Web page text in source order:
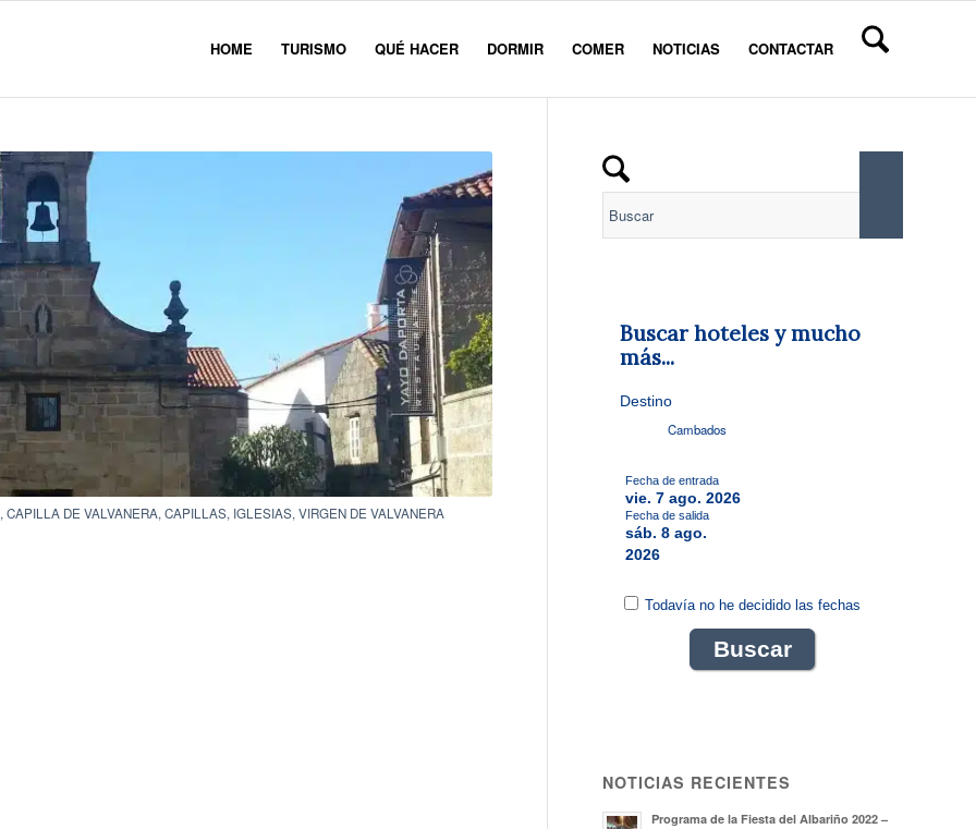
HOME TURISMO QUÉ HACER DORMIR COMER NOTICIAS CONTACTAR
,CAPILLA DE VALVANERA,CAPILLAS, IGLESIAS,VIRGEN DE VALVANERA
Buscar hoteles y mucho
más...
Destino
Fecha de entrada
vie. 7 ago. 2026
Fecha de salida
sáb. 8 ago.
2026
Todavía no he decidido las fechas
NOTICIAS RECIENTES
Programa de la Fiesta del Albariño 2022 –